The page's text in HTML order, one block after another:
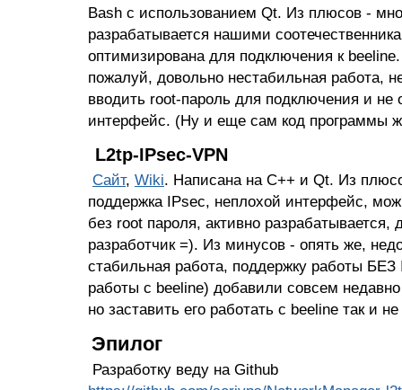
Bash с использованием Qt. Из плюсов -
разрабатывается нашими
оптимизирована для подключения к
пожалуй, довольно нестабильная работа,
вводить root-пароль для подключения и не
интерфейс. (Ну и еще сам код программы
L2tp-IPsec-VPN
Сайт, Wiki. Написана на C++ и Qt. Из
поддержка IPsec, неплохой интерфейс,
без root пароля, активно
разработчик =). Из минусов - опять же,
стабильная работа, поддержку работы
работы с beeline) добавили совсем
но заставить его работать с beeline так и
Эпилог
Разработку веду на Github